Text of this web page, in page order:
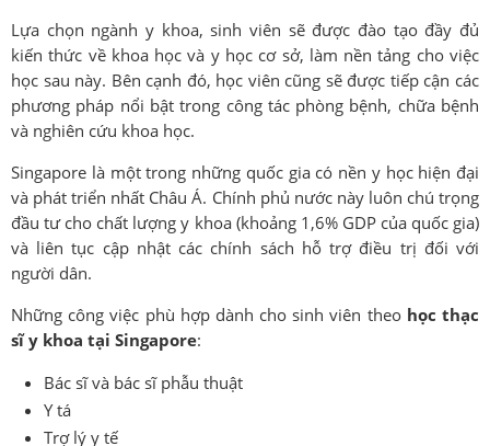
Lựa chọn ngành y khoa, sinh viên sẽ được đào tạo đầy đủ
kiến thức về khoa học và y học cơ sở, làm nền tảng cho việc
học sau này. Bên cạnh đó, học viên cũng sẽ được tiếp cận các
phương pháp nổi bật trong công tác phòng bệnh, chữa bệnh
và nghiên cứu khoa học.
Singapore là một trong những quốc gia có nền y học hiện đại
và phát triển nhất Châu Á. Chính phủ nước này luôn chú trọng
đầu tư cho chất lượng y khoa (khoảng 1,6% GDP của quốc gia)
và liên tục cập nhật các chính sách hỗ trợ điều trị đối với
người dân.
Những công việc phù hợp dành cho sinh viên theo học thạc
sĩ y khoa tại Singapore:
Bác sĩ và bác sĩ phẫu thuật
Y tá
Trợ lý y tế